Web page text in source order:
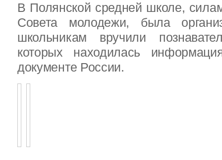
В Полянской средней школе,
Совета молодежи, была
школьникам вручили
которых находилась
документе России.